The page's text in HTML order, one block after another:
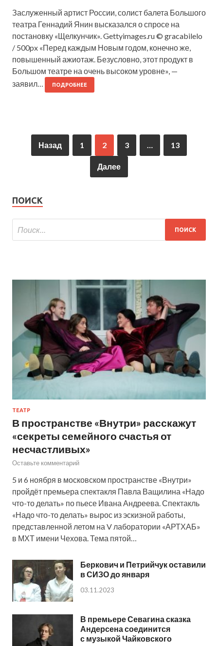
Заслуженный артист России, солист балета Большого
театра Геннадий Янин высказался о спросе на
постановку «Щелкунчик». Gettyimages.ru © gracabilelo
/ 500px «Перед каждым Новым годом, конечно же,
повышенный ажиотаж. Безусловно, этот продукт в
Большом театре на очень высоком уровне», —
заявил…
ПОДРОБНЕЕ
Назад 1 2 3 … 13
Далее
ПОИСК
ТЕАТР
В пространстве «Внутри» расскажут
«секреты семейного счастья от
несчастливых»
Оставьте комментарий
5 и 6 ноября в московском пространстве «Внутри»
пройдёт премьера спектакля Павла Ващилина «Надо
что-то делать» по пьесе Ивана Андреева. Спектакль
«Надо что-то делать» вырос из эскизной работы,
представленной летом на V лаборатории «АРТХАБ»
в МХТ имени Чехова. Тема пятой…
Беркович и Петрийчук оставили
в СИЗО до января
03.11.2023
В премьере Севагина сказка
Андерсена соединится
с музыкой Чайковского